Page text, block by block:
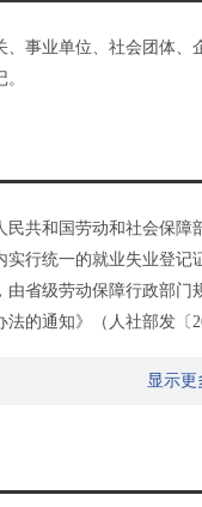
事业单位、社会团体
共和国劳动和社会保障
行统一的就业失业登
由省级劳动保障行政部门
的通知》（人社部发〔
就业和失业状况、享受
信息，并做好相关统计工
显示更